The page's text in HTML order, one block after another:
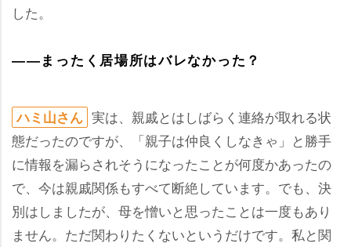
した。
――まったく居場所はバレなかった？
ハミ山さん 実は、親戚とはしばらく連絡が取れる状
態だったのですが、「親子は仲良くしなきゃ」と勝手
に情報を漏らされそうになったことが何度かあったの
で、今は親戚関係もすべて断絶しています。でも、決
別はしましたが、母を憎いと思ったことは一度もあり
ません。ただ関わりたくないというだけです。私と関